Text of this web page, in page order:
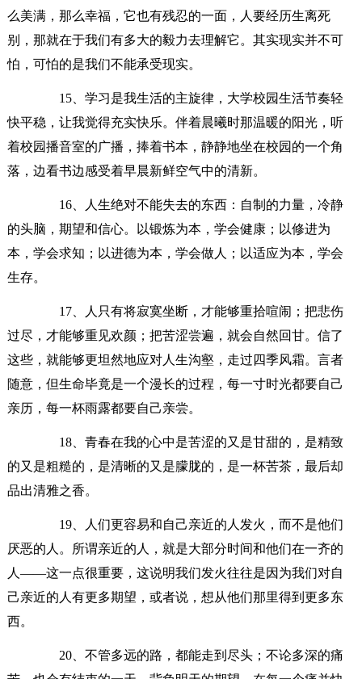
么美满，那么幸福，它也有残忍的一面，人要经历生离死
别，那就在于我们有多大的毅力去理解它。其实现实并不可
怕，可怕的是我们不能承受现实。
15、学习是我生活的主旋律，大学校园生活节奏轻
快平稳，让我觉得充实快乐。伴着晨曦时那温暖的阳光，听
着校园播音室的广播，捧着书本，静静地坐在校园的一个角
落，边看书边感受着早晨新鲜空气中的清新。
16、人生绝对不能失去的东西：自制的力量，冷静
的头脑，期望和信心。以锻炼为本，学会健康；以修进为
本，学会求知；以进德为本，学会做人；以适应为本，学会
生存。
17、人只有将寂寞坐断，才能够重拾喧闹；把悲伤
过尽，才能够重见欢颜；把苦涩尝遍，就会自然回甘。信了
这些，就能够更坦然地应对人生沟壑，走过四季风霜。言者
随意，但生命毕竟是一个漫长的过程，每一寸时光都要自己
亲历，每一杯雨露都要自己亲尝。
18、青春在我的心中是苦涩的又是甘甜的，是精致
的又是粗糙的，是清晰的又是朦胧的，是一杯苦茶，最后却
品出清雅之香。
19、人们更容易和自己亲近的人发火，而不是他们
厌恶的人。所谓亲近的人，就是大部分时间和他们在一齐的
人——这一点很重要，这说明我们发火往往是因为我们对自
己亲近的人有更多期望，或者说，想从他们那里得到更多东
西。
20、不管多远的路，都能走到尽头；不论多深的痛